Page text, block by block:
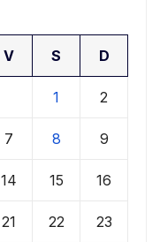
V S D
1 2
7 8 9
14 15 16
21 22 23